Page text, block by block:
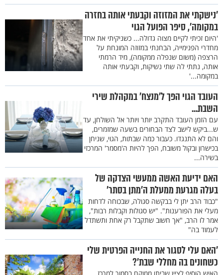
’נישקתי את המזוזה וקבעתי אותה בחזרה
במקומה’, סיפר הפועל הגוי
'היום זכיתי לקיים מצוה גדולה... כשניקיתי את אחד
מחדרי הפנימייה, הבחנתי במזוזה המונחת על
הרצפה (משום שנפלה ממקומה), מיד הרמתי
אותה, נתתי לה שתי נשיקות, וקבעתי אותה
במקומה...'
העובד הגוי הפך ל’מנצח’ במקהלת שירי
השבת...
עם הזמן העובד התקרב יותר ויותר אל השולחן, עד
ש...ביקש לישב לצד הבחורים בשעה שמזמרים,
והם לא התנגדו. כעבור כמה שבתות, הגוי, שניחן
בכישרון ובקול משובח, הפך להיות ה'מסמר' המרכזי
בשירה...
האם ידיעת האשה ממעשי הצדקה של
בעלה מגרעת ממעלת ה’מתן בסתר’
"כבוד הרב יתן לי בבקשה סגולה, שבכוחה לדחות
מעלי את הפורענות". "יש סגולות וקבלות רבות",
אמר לו הרב, "אך חשוב שתקבל רק אחת ותשתדל
לעמוד בה"
’האם עלי לסגור את החנייה הפרטית שלי
כשחונים בה מחללי שבת’?